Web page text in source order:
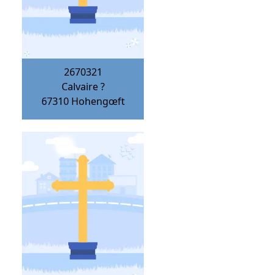
2670321
Calvaire ?
67310 Hohengœft